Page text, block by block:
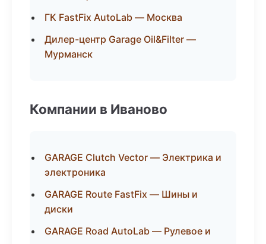
ГК FastFix AutoLab — Москва
Дилер-центр Garage Oil&Filter —
Мурманск
Компании в Иваново
GARAGE Clutch Vector — Электрика и
электроника
GARAGE Route FastFix — Шины и
диски
GARAGE Road AutoLab — Рулевое и